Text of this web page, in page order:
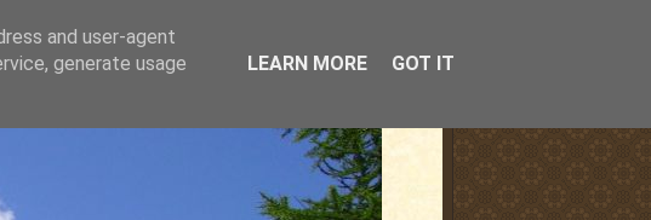
and user-agent
generate usage
LEARN MORE GOT IT